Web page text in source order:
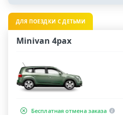
ДЛЯ ПОЕЗДКИ С ДЕТЬМИ
Minivan 4pax
Бесплатная отмена заказа